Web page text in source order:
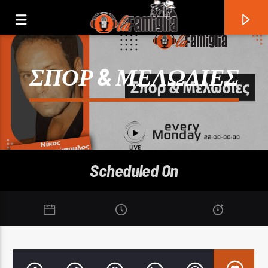
Current Track
Title
ΣΠΟΡ & ΜΕΛΩΔΙΕΣ
Scheduled On